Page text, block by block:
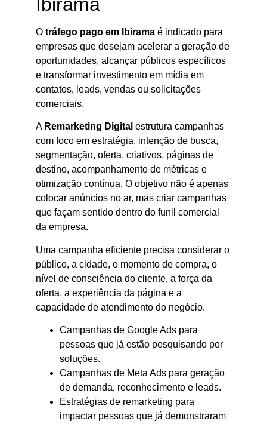
O tráfego pago em Ibirama é indicado para
empresas que desejam acelerar a geração de
oportunidades, alcançar públicos específicos
e transformar investimento em mídia em
contatos, leads, vendas ou solicitações
comerciais.
A Remarketing Digital estrutura campanhas
com foco em estratégia, intenção de busca,
segmentação, oferta, criativos, páginas de
destino, acompanhamento de métricas e
otimização contínua. O objetivo não é apenas
colocar anúncios no ar, mas criar campanhas
que façam sentido dentro do funil comercial
da empresa.
Uma campanha eficiente precisa considerar o
público, a cidade, o momento de compra, o
nível de consciência do cliente, a força da
oferta, a experiência da página e a
capacidade de atendimento do negócio.
Campanhas de Google Ads para
pessoas que já estão pesquisando por
soluções.
Campanhas de Meta Ads para geração
de demanda, reconhecimento e leads.
Estratégias de remarketing para
impactar pessoas que já demonstraram